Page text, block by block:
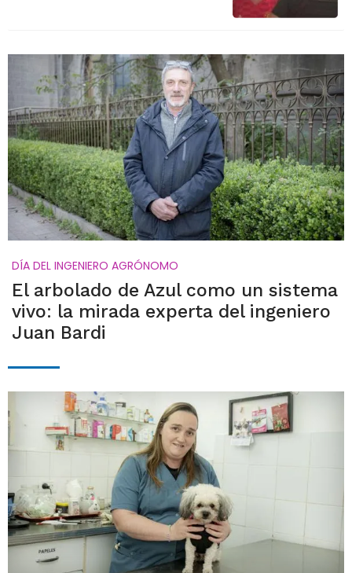
DÍA DEL INGENIERO AGRÓNOMO
El arbolado de Azul como un sistema
vivo: la mirada experta del ingeniero
Juan Bardi